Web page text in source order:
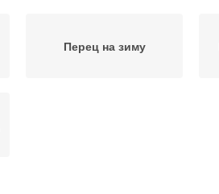
Перец на зиму